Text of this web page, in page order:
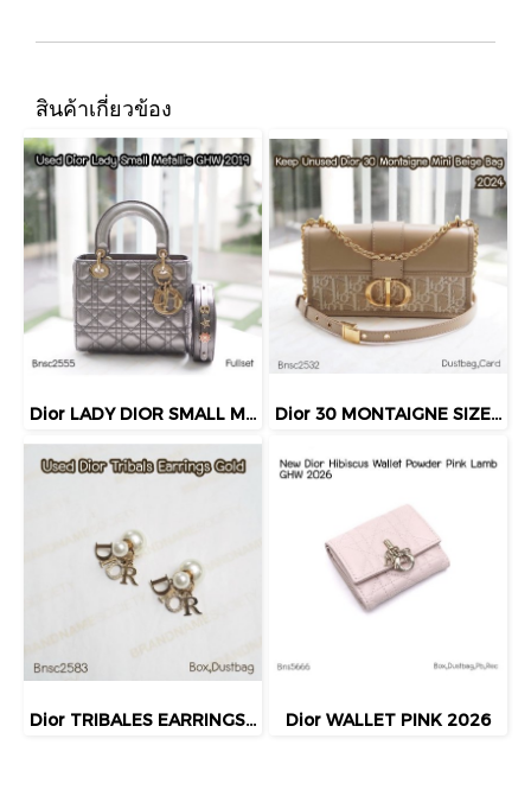
สินค้าเกี่ยวข้อง
Dior LADY DIOR SMALL METALLIC GHW 2019 Dior 30 MONTAIGNE SIZE.MINI BEIGE BAG 2024
Dior TRIBALES EARRINGS GOLD Dior WALLET PINK 2026